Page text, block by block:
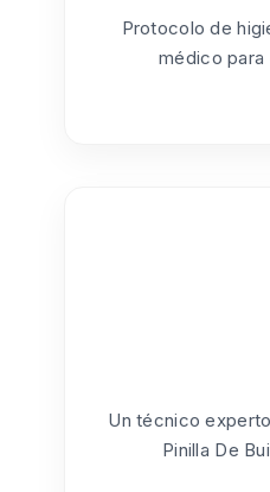
Protocolo de
médico para
Un técnico
Pinilla De